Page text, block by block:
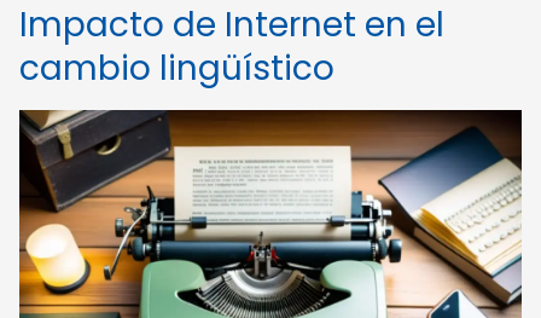
Impacto de Internet en el
cambio lingüístico